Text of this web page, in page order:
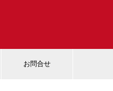
お問合せ